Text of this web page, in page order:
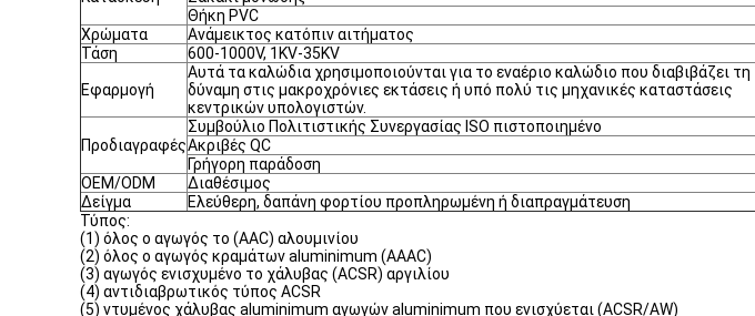
Θήκη PVC
Χρώματα
Ανάμεικτος κατόπιν αιτήματος
Τάση
600-1000V, 1KV-35KV
Εφαρμογή
Αυτά τα καλώδια χρησιμοποιούνται για το εναέριο καλώδιο που διαβιβάζει τη
δύναμη στις μακροχρόνιες εκτάσεις ή υπό πολύ τις μηχανικές καταστάσεις
κεντρικών υπολογιστών.
Προδιαγραφές
Συμβούλιο Πολιτιστικής Συνεργασίας ISO πιστοποιημένο
Ακριβές QC
Γρήγορη παράδοση
OEM/ODM
Διαθέσιμος
Δείγμα
Ελεύθερη, δαπάνη φορτίου προπληρωμένη ή διαπραγμάτευση
Τύπος:
(1) όλος ο αγωγός το (AAC) αλουμινίου
(2) όλος ο αγωγός κραμάτων aluminimum (AAAC)
(3) αγωγός ενισχυμένο το χάλυβας (ACSR) αργιλίου
(4) αντιδιαβρωτικός τύπος ACSR
(5) ντυμένος χάλυβας aluminimum αγωγών aluminimum που ενισχύεται (ACSR/AW)